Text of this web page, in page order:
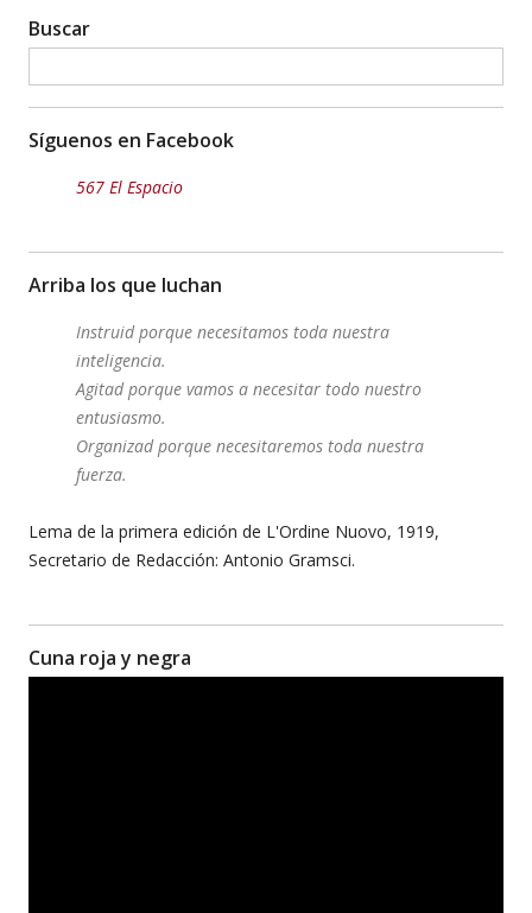
Buscar
Síguenos en Facebook
567 El Espacio
Arriba los que luchan
Instruid porque necesitamos toda nuestra
inteligencia.
Agitad porque vamos a necesitar todo nuestro
entusiasmo.
Organizad porque necesitaremos toda nuestra
fuerza.
Lema de la primera edición de L'Ordine Nuovo, 1919,
Secretario de Redacción: Antonio Gramsci.
Cuna roja y negra